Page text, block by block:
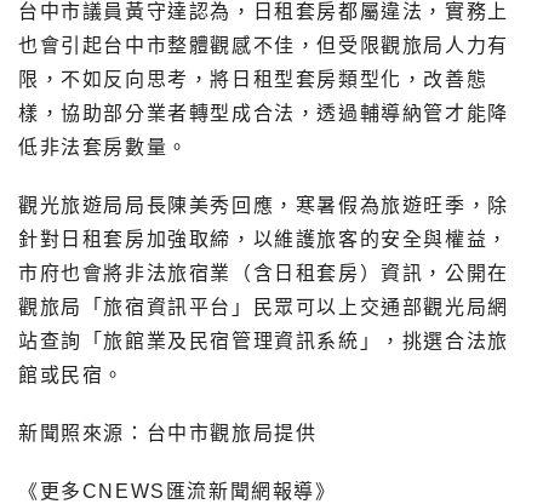
台中市議員黃守達認為，日租套房都屬違法，實務上
也會引起台中市整體觀感不佳，但受限觀旅局人力有
限，不如反向思考，將日租型套房類型化，改善態
樣，協助部分業者轉型成合法，透過輔導納管才能降
低非法套房數量。
觀光旅遊局局長陳美秀回應，寒暑假為旅遊旺季，除
針對日租套房加強取締，以維護旅客的安全與權益，
市府也會將非法旅宿業（含日租套房）資訊，公開在
觀旅局「旅宿資訊平台」民眾可以上交通部觀光局網
站查詢「旅館業及民宿管理資訊系統」，挑選合法旅
館或民宿。
新聞照來源：台中市觀旅局提供
《更多CNEWS匯流新聞網報導》